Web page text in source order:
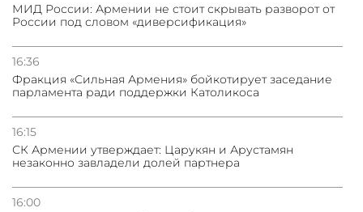
МИД России: Армении не стоит скрывать разворот от
России под словом «диверсификация»
16:36
Фракция «Сильная Армения» бойкотирует заседание
парламента ради поддержки Католикоса
16:15
СК Армении утверждает: Царукян и Арустамян
незаконно завладели долей партнера
16:00
31.07.2026
условии прекращения огня